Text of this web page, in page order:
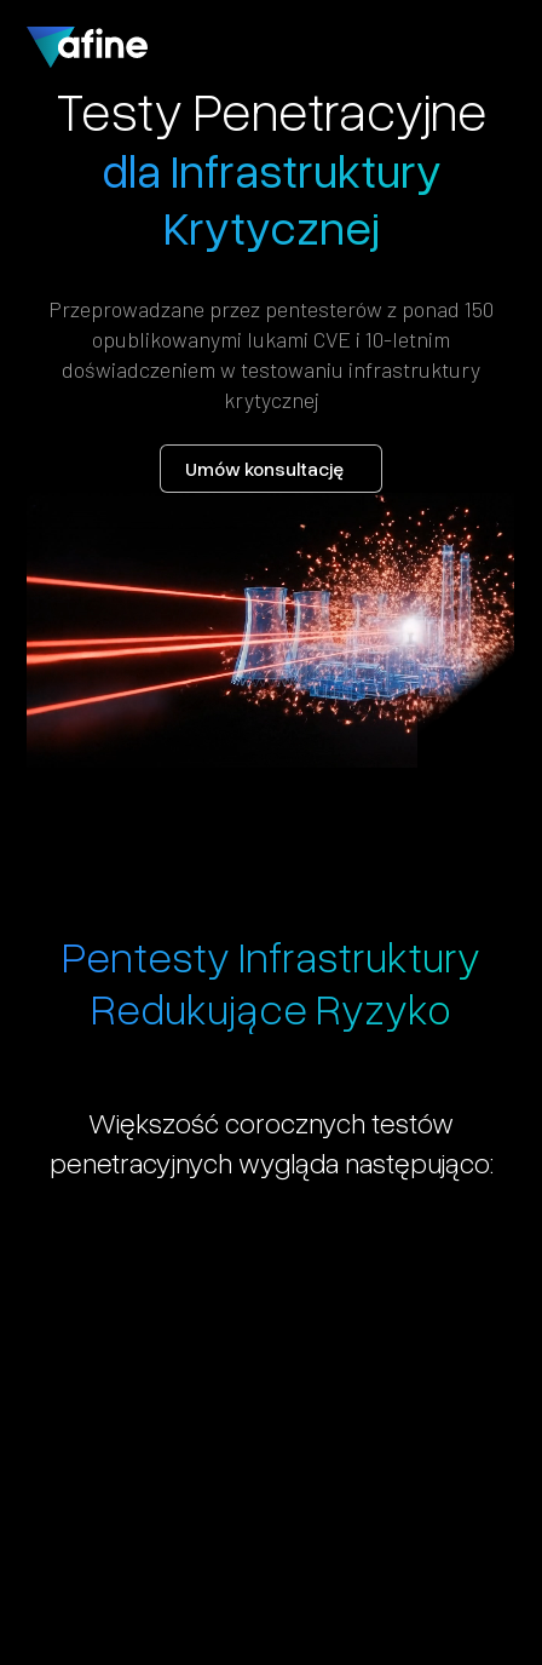
Testy Penetracyjne
dla Infrastruktury
Krytycznej
Przeprowadzane przez pentesterów z ponad 150
opublikowanymi lukami CVE i 10-letnim
doświadczeniem w testowaniu infrastruktury
krytycznej
Umów konsultację
Pentesty Infrastruktury
Redukujące Ryzyko
Większość corocznych testów
penetracyjnych wygląda następująco: